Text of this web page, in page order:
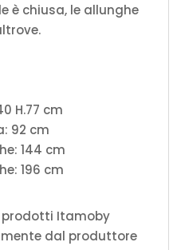
è chiusa, le allunghe
H.77 cm
92 cm
144 cm
196 cm
prodotti Itamoby
dal produttore